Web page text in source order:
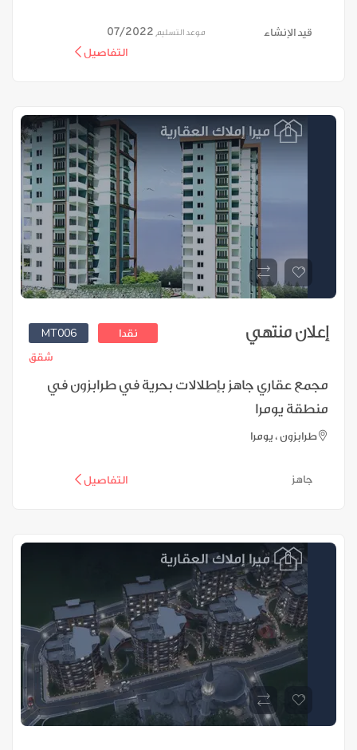
موعد التسليم 07/2022
التفاصيل
MT006 نقدا إعلان منتهي
شقق
مجمع عقاري جاهز بإطلالات بحرية في طرابزون في
منطقة يومرا
طرابزون ، يومرا
التفاصيل